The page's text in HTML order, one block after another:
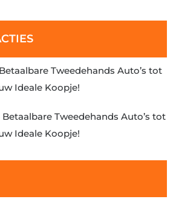
Betaalbare Tweedehands Auto’s tot
Ideale Koopje!
Betaalbare Tweedehands Auto’s tot
Ideale Koopje!